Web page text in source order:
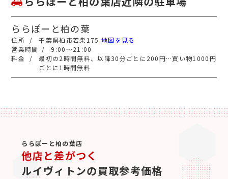
ららぽーと柏の葉
千葉県柏市若柴175 地図を見る
9:00～21:00
最初の2時間無料、以降30分ごとに200円…買い物1000円
ごとに1時間無料
ららぽーと柏の葉店
他店と差がつく
ルイヴィトンの買取参考価格